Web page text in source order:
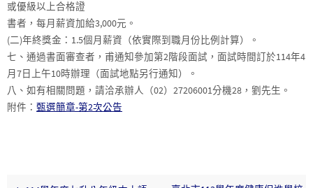
或優級以上合格證
書者，每月薪資加給3,000元。
(二)年終獎金：1.5個月薪資（依實際到職月份比例計算）。
七、通過書面審查者，甫通知參加第2階段面試，面試時間訂於114年4
月7日上午10時辦理（面試地點另行通知）。
八、如有相關問題，請洽承辦人（02）27206001分機28，劉先生。
附件： 甄選簡章-第2次公告